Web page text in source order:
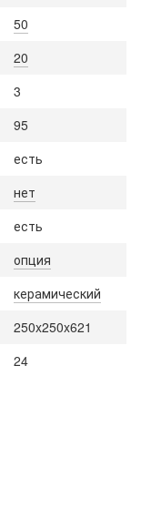
50
20
3
95
есть
нет
есть
опция
керамический
250x250x621
24